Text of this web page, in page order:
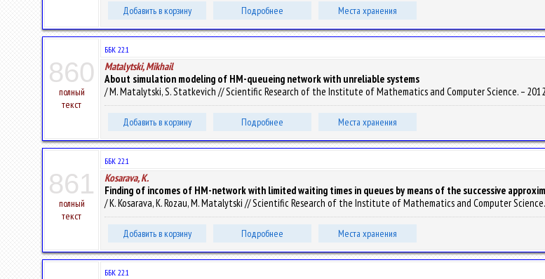
Добавить в корзину Подробнее Места хранения
860
полный
текст
ББК 22.1
Matalytski, Mikhail
About simulation modeling of HM-queueing network with unreliable systems
/ M. Matalytski, S. Statkevich // Scientific Research of the Institute of Mathematics and Computer Science. –
Добавить в корзину Подробнее Места хранения
861
полный
текст
ББК 22.1
Kosarava, K.
Finding of incomes of HM-network with limited waiting times in queues by means of the successive
/ K. Kosarava, K. Rozau, M. Matalytski // Scientific Research of the Institute of Mathematics and Computer
Добавить в корзину Подробнее Места хранения
ББК 22.1